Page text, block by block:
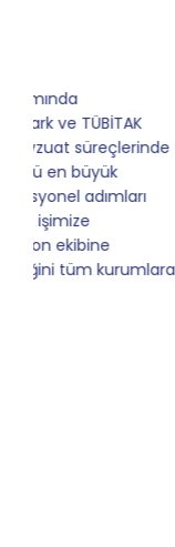
Mevzuata
sağladıkları
yürütüyoruz.
kılan ise;
olmaları ve
dönüşler.